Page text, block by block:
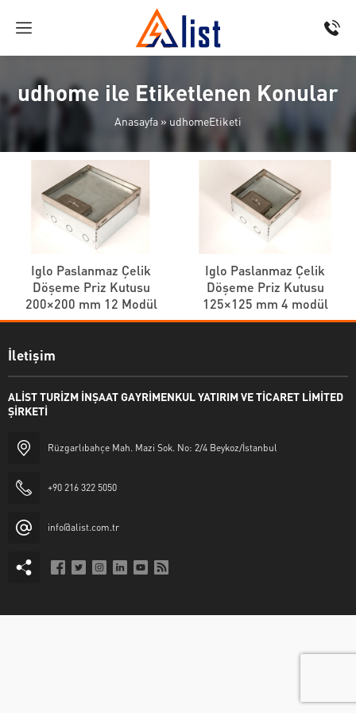
udhome ile Etiketlenen Konular
Anasayfa »udhomeEtiketi
Iglo Paslanmaz Çelik
Döşeme Priz Kutusu
200×200 mm 12 Modül
Iglo Paslanmaz Çelik
Döşeme Priz Kutusu
125×125 mm 4 modül
İletişim
ALİST TURİZM İNŞAAT GAYRİMENKUL YATIRIM VE TİCARET LİMİTED
ŞİRKETİ
Rüzgarlıbahçe Mah. Mazi Sok. No: 2/4 Beykoz/İstanbul
+90 216 322 5050
info@alist.com.tr